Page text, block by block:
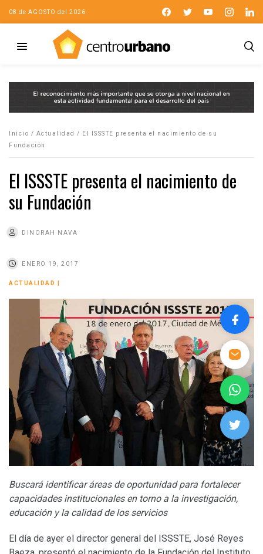
08 de AGOSTO del 2026
Inicio / Actualidad /
El ISSSTE presenta el nacimiento de su
Fundación
El ISSSTE presenta el nacimiento de
su Fundación
DINORAH NAVA
ENERO 19, 2017
ACTUALIDAD
Buscará identificar áreas de oportunidad para fortalecer
capacidades institucionales en torno a la investigación,
educación y la calidad de los servicios
El día de ayer el director general del ISSSTE, José Reyes